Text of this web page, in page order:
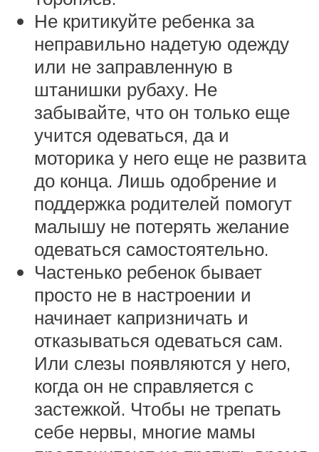
Не критикуйте ребенка за
неправильно надетую одежду
или не заправленную в
штанишки рубаху. Не
забывайте, что он только еще
учится одеваться, да и
моторика у него еще не развита
до конца. Лишь одобрение и
поддержка родителей помогут
малышу не потерять желание
одеваться самостоятельно.
Частенько ребенок бывает
просто не в настроении и
начинает капризничать и
отказываться одеваться сам.
Или слезы появляются у него,
когда он не справляется с
застежкой. Чтобы не трепать
себе нервы, многие мамы